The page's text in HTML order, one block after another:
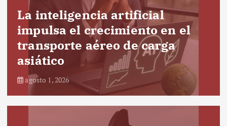
La inteligencia artificial
impulsa el crecimiento en el
transporte aéreo de carga
asiático
agosto 1, 2026